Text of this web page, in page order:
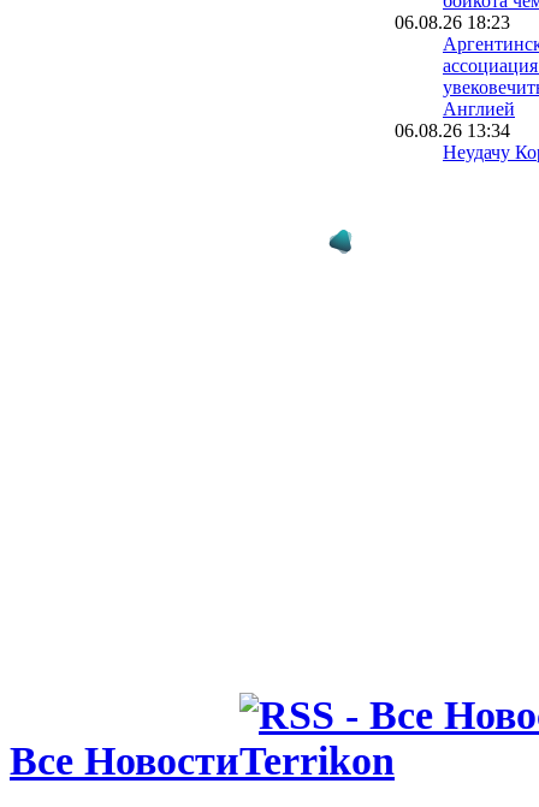
06.08.26 18:23
Англией
06.08.26 13:34
Неудачу
Все Новости